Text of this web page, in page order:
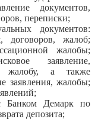
документов,
переписки;
документов:
договоров, жалоб;
жалобы;
заявление,
жалобу, а также
заявления, жалобы;
Банком Демарк по
депозита;